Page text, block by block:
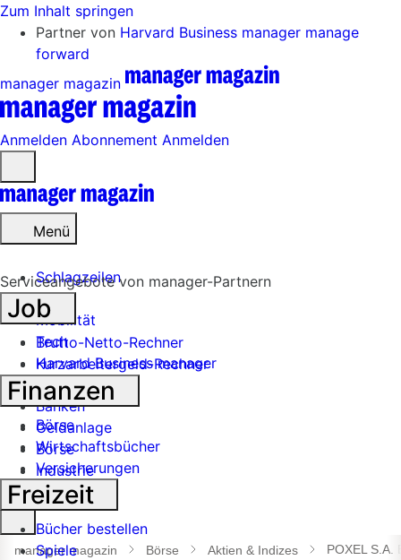
Zum Inhalt springen
Partner von Harvard Business manager manage
forward
manager magazin
Anmelden Abonnement Anmelden
öffnen
Menü
Schlagzeilen
Mobilität
Tech
Harvard Business manager
Handel
Banken
Geldanlage
Börse
Industrie
Suche
öffnen
manager magazin Börse Aktien & Indizes POXEL S.A.
Serviceangebote von manager-Partnern
Job
Brutto-Netto-Rechner
Kurzarbeitergeld-Rechner
Finanzen
Börse
Wirtschaftsbücher
Versicherungen
Freizeit
Bücher bestellen
Spiele